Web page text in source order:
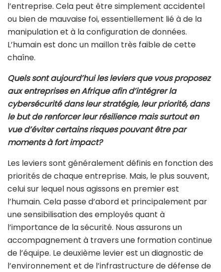
l’entreprise. Cela peut être simplement accidentel
ou bien de mauvaise foi, essentiellement lié à de la
manipulation et à la configuration de données.
L’humain est donc un maillon très faible de cette
chaîne.
Quels sont aujourd’hui les leviers que vous proposez
aux entreprises en Afrique afin d’intégrer la
cybersécurité dans leur stratégie, leur priorité, dans
le but de renforcer leur résilience mais surtout en
vue d’éviter certains risques pouvant être par
moments à fort impact?
Les leviers sont généralement définis en fonction des
priorités de chaque entreprise. Mais, le plus souvent,
celui sur lequel nous agissons en premier est
l’humain. Cela passe d’abord et principalement par
une sensibilisation des employés quant à
l’importance de la sécurité. Nous assurons un
accompagnement à travers une formation continue
de l’équipe. Le deuxième levier est un diagnostic de
l’environnement et de l’infrastructure de défense de